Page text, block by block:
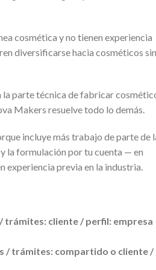
cosmética y no tienen experiencia
diversificarse hacia cosméticos sin
parte técnica de fabricar
Makers resuelve todo lo demás.
incluye más trabajo de parte de
la formulación por tu cuenta — en
experiencia previa en la industria.
trámites: cliente / perfil: empresa
/ trámites: compartido o cliente /